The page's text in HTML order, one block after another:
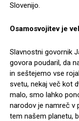
Slovenijo.
Osamosvojitev je
Slavnostni govornik
govora poudaril, da
in seštejemo vse
svetu, nekaj več kot
malo, smo lahko
narodov je namreč v
tem našem planetu,